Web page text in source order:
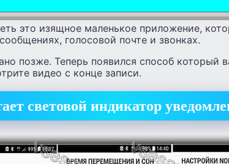
это изящное маленькое приложение,
голосовой почте и звонках.
позже. Теперь появился способ который
видео с конце записи.
световой индикатор